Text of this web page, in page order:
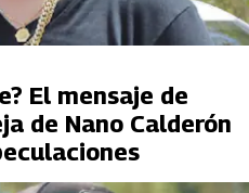
El mensaje de
de Nano Calderón